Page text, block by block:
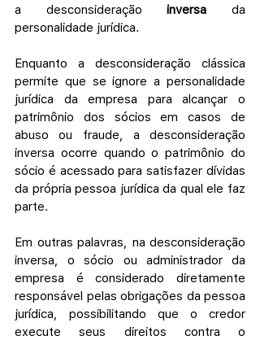
a desconsideração inversa da
personalidade jurídica.
Enquanto a desconsideração clássica
permite que se ignore a personalidade
jurídica da empresa para alcançar o
patrimônio dos sócios em casos de
abuso ou fraude, a desconsideração
inversa ocorre quando o patrimônio do
sócio é acessado para satisfazer dívidas
da própria pessoa jurídica da qual ele faz
parte.
Em outras palavras, na desconsideração
inversa, o sócio ou administrador da
empresa é considerado diretamente
responsável pelas obrigações da pessoa
jurídica, possibilitando que o credor
execute seus direitos contra o